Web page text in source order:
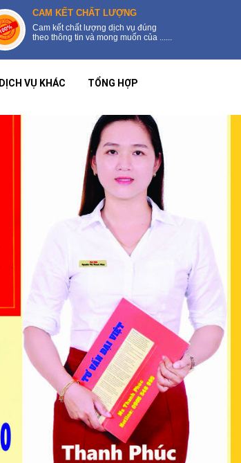
CAM KẾT CHẤT LƯỢNG
Cam kết chất lượng dịch vụ đúng
theo thông tin và mong muốn của ......
DỊCH VỤ KHÁC TỔNG HỢP